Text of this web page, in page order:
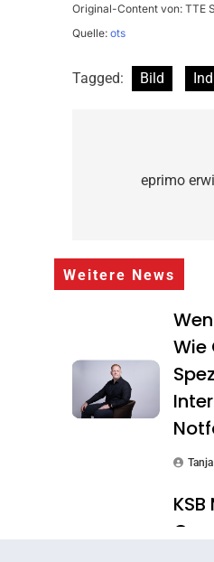
Original-Content von: TTE
Quelle: ots
Tagged: Bild
eprimo
Weitere News
Wie